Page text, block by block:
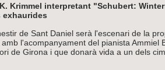
Krimmel interpretant "Schubert:
exhaurides
de Sant Daniel serà l'escenari de la
l'acompanyament del pianista Ammiel
de Girona i que donarà vida a un dels